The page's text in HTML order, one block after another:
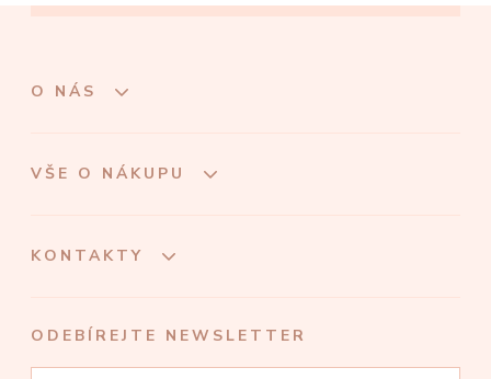
O NÁS
VŠE O NÁKUPU
KONTAKTY
ODEBÍREJTE NEWSLETTER